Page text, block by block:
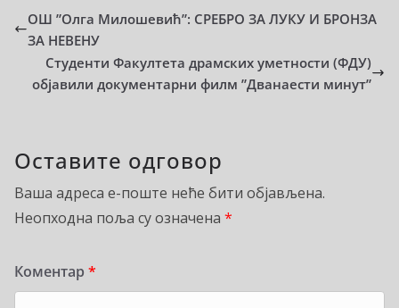
ОШ ”Олга Милошевић”: СРЕБРО ЗА ЛУКУ И БРОНЗА
ЗА НЕВЕНУ
Студенти Факултета драмских уметности (ФДУ)
објавили документарни филм ”Дванаести минут”
Оставите одговор
Ваша адреса е-поште неће бити објављена.
Неопходна поља су означена *
Коментар *